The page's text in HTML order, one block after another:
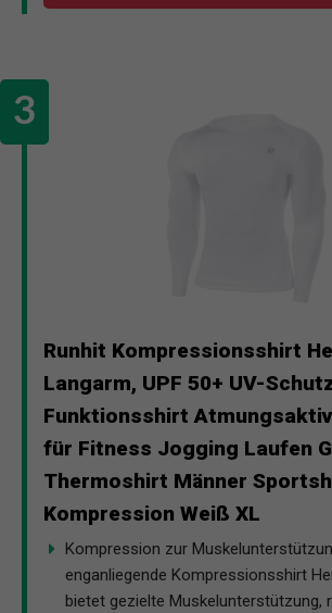
Runhit Kompressionsshirt
Langarm, UPF 50+ UV-
Funktionsshirt
für Fitness Jogging Laufen
Thermoshirt Männer
Kompression Weiß XL
Kompression zur
enganliegende Kompressionsshirt
bietet gezielte Muskelunterstützung,